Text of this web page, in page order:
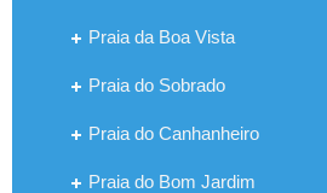
Praia da Boa Vista
Praia do Sobrado
Praia do Canhanheiro
Praia do Bom Jardim